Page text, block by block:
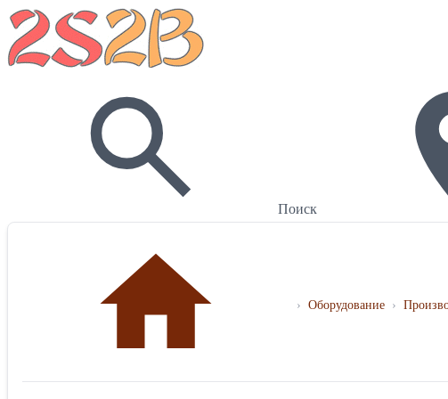
Поиск
› Оборудование ›